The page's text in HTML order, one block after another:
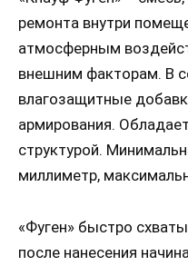
ремонта внутри
атмосферным
внешним факторам. В
влагозащитные
армирования.
структурой.
миллиметр,
«Фуген» быстро
после нанесения